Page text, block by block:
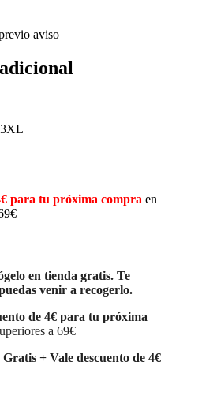
aviso
para tu próxima compra en
en tienda gratis. Te
venir a recogerlo.
de 4€ para tu próxima
a 69€
+ Vale descuento de 4€